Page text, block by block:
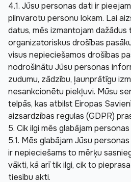
4.1. Jūsu personas dati ir
pilnvarotu personu lokam. Lai
datus, mēs izmantojam dažādus
organizatoriskus drošības
visus nepieciešamos drošības
nodrošinātu Jūsu personas
zudumu, zādzību, ļaunprātīgu
nesankcionētu piekļuvi. Mūsu
telpās, kas atbilst Eiropas
aizsardzības regulas (GDPR)
5. Cik ilgi mēs glabājam
5.1. Mēs glabājam Jūsu
ir nepieciešams to mērķu
vākti, kā arī tik ilgi, cik to
tiesību akti.